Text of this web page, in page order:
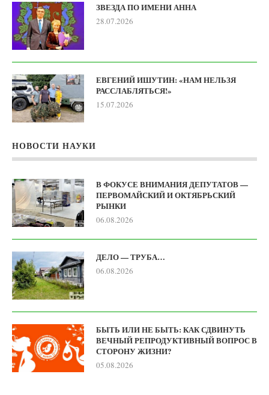
ЗВЕЗДА ПО ИМЕНИ АННА
28.07.2026
ЕВГЕНИЙ ИШУТИН: «НАМ НЕЛЬЗЯ
РАССЛАБЛЯТЬСЯ!»
15.07.2026
НОВОСТИ НАУКИ
В ФОКУСЕ ВНИМАНИЯ ДЕПУТАТОВ —
ПЕРВОМАЙСКИЙ И ОКТЯБРЬСКИЙ
РЫНКИ
06.08.2026
ДЕЛО — ТРУБА…
06.08.2026
БЫТЬ ИЛИ НЕ БЫТЬ: КАК СДВИНУТЬ
ВЕЧНЫЙ РЕПРОДУКТИВНЫЙ ВОПРОС В
СТОРОНУ ЖИЗНИ?
05.08.2026